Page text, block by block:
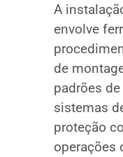
A
envolve
de
padrões
sistemas
proteção
operações